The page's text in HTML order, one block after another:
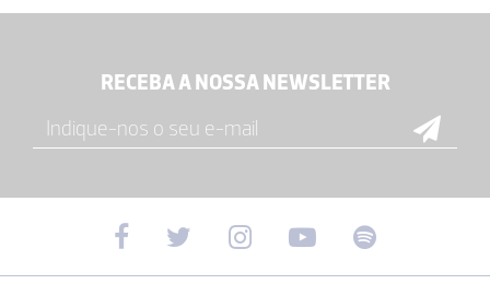
RECEBA A NOSSA NEWSLETTER